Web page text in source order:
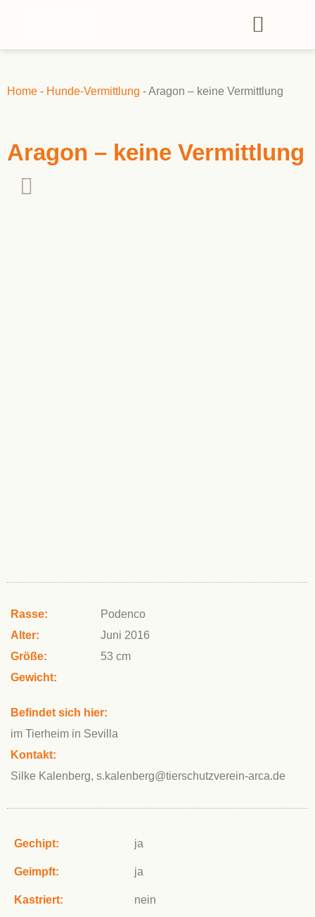
Home - Hunde-Vermittlung -Aragon – keine Vermittlung
Aragon – keine Vermittlung
Rasse:
Podenco
Alter:
Juni 2016
Größe:
53 cm
Gewicht:
Befindet sich hier:
im Tierheim in Sevilla
Kontakt:
Silke Kalenberg, s.kalenberg@tierschutzverein-arca.de
Gechipt: ja
Geimpft: ja
Kastriert: nein